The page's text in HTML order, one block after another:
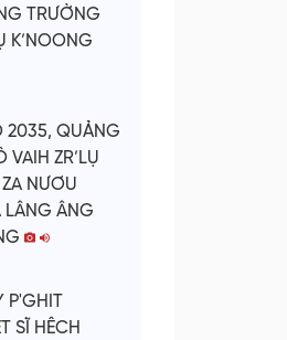
TRƯỜNG
K’NOONG
2035, QUẢNG
VAIH ZR’LỤ
NƯƠU
LÂNG ÂNG
P'GHIT
SĨ HÊCH